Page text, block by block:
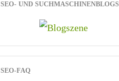
SEO- UND SUCHMASCHINENBLOGS
SEO-FAQ